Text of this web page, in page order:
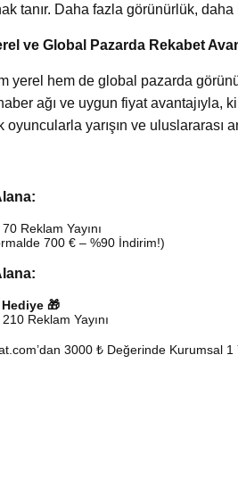
tanır. Daha fazla görünürlük,
ve Global Pazarda Rekabet
yerel hem de global pazarda
ağı ve uygun fiyat avantajıyla,
yarışın ve uluslararası
70 Reklam Yayını
700 € – %90 İndirim!)
Hediye 🎁
210 Reklam Yayını
3000 ₺ Değerinde Kurumsal